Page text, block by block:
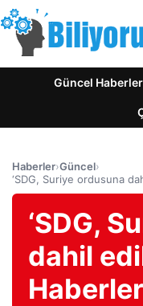
Güncel Haberler
Haberler›Güncel›
‘SDG, Suriye ordusuna
‘SDG,
dahil